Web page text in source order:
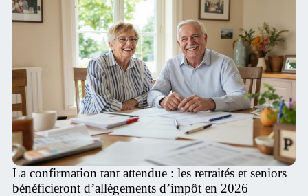
La confirmation tant attendue : les retraités et seniors
bénéficieront d’allègements d’impôt en 2026